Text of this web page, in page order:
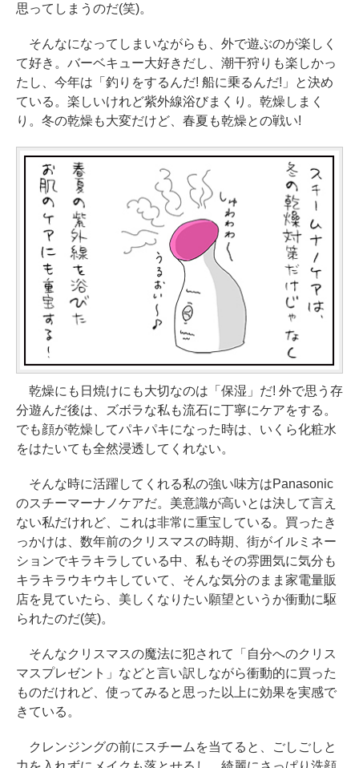
思ってしまうのだ(笑)。
そんなになってしまいながらも、外で遊ぶのが楽しく
て好き。バーベキュー大好きだし、潮干狩りも楽しかっ
たし、今年は「釣りをするんだ! 船に乗るんだ!」と決め
ている。楽しいけれど紫外線浴びまくり。乾燥しまく
り。冬の乾燥も大変だけど、春夏も乾燥との戦い!
乾燥にも日焼けにも大切なのは「保湿」だ! 外で思う存
分遊んだ後は、ズボラな私も流石に丁寧にケアをする。
でも顔が乾燥してパキパキになった時は、いくら化粧水
をはたいても全然浸透してくれない。
そんな時に活躍してくれる私の強い味方はPanasonic
のスチーマーナノケアだ。美意識が高いとは決して言え
ない私だけれど、これは非常に重宝している。買ったき
っかけは、数年前のクリスマスの時期、街がイルミネー
ションでキラキラしている中、私もその雰囲気に気分も
キラキラウキウキしていて、そんな気分のまま家電量販
店を見ていたら、美しくなりたい願望というか衝動に駆
られたのだ(笑)。
そんなクリスマスの魔法に犯されて「自分へのクリス
マスプレゼント」などと言い訳しながら衝動的に買った
ものだけれど、使ってみると思った以上に効果を実感で
きている。
クレンジングの前にスチームを当てると、ごしごしと